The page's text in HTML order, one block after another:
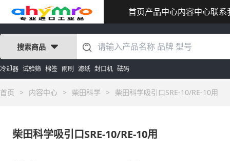
首页产品中心内容中心联系
搜索商品
冷却器 试验筛 棉签 雨刷 滤纸 封口机 砝码
首页 > 内容中心 > 柴田科学 > 柴田科学吸引口SRE-10/RE-10用
柴田科学吸引口SRE-10/RE-10用